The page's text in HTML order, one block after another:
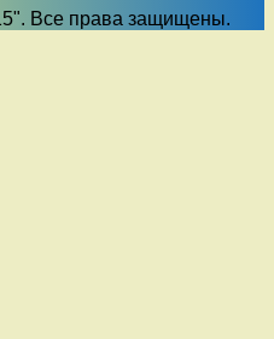
Все права защищены.